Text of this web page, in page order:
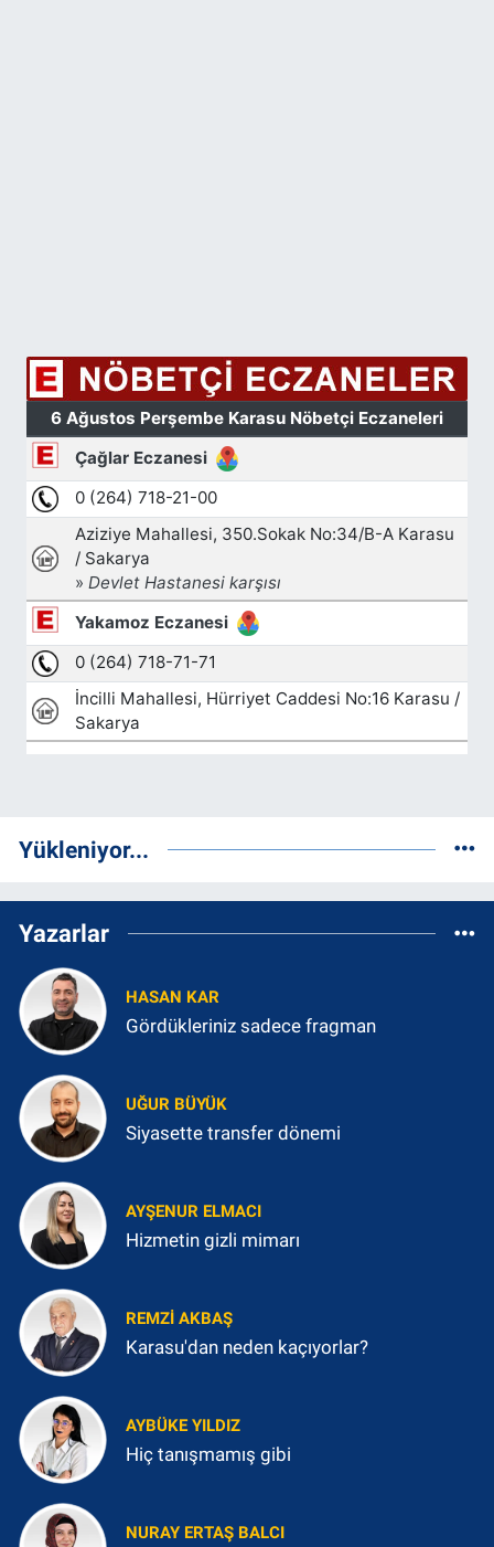
Yükleniyor...
Yazarlar
HASAN KAR
Gördükleriniz sadece fragman
UĞUR BÜYÜK
Siyasette transfer dönemi
AYŞENUR ELMACI
Hizmetin gizli mimarı
REMZI AKBAŞ
Karasu'dan neden kaçıyorlar?
AYBÜKE YILDIZ
Hiç tanışmamış gibi
NURAY ERTAŞ BALCI